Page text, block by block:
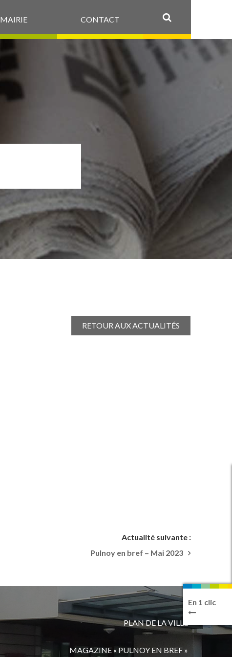
MAIRIE CONTACT
RETOUR AUX ACTUALITÉS
Actualité suivante :
Pulnoy en bref – Mai 2023
En 1 clic
PLAN DE LA VILLE
MAGAZINE « PULNOY EN BREF »